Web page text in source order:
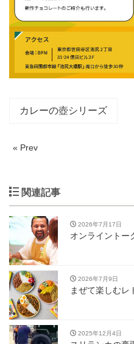
カレーの壺シリーズ
« Prev
関連記事
2026年7月17日
オンライントー
2026年7月9日
まぜて楽しむレ
2025年12月4日